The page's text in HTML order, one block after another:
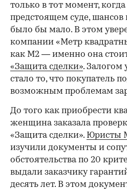
только в тот момент, когда
предстоящем суде, шансов
было бы мало. В этом
компании «Метр
как М2 — именно она
«Защита сделки». Залогом
стало то, что покупатель
возможным проблемам
До того как приобрести
женщина заказала
«Защита сделки». Юристы
изучили документы и
обстоятельства по 20
выдали заказчику
десять лет. В этом